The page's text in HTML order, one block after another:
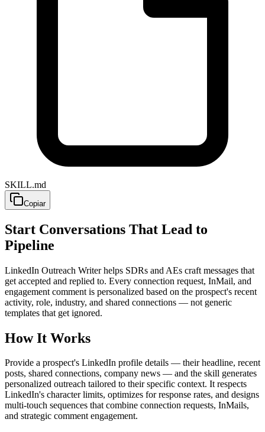
SKILL.md
Copiar
Start Conversations That Lead to
Pipeline
LinkedIn Outreach Writer helps SDRs and AEs craft messages that
get accepted and replied to. Every connection request, InMail, and
engagement comment is personalized based on the prospect's recent
activity, role, industry, and shared connections — not generic
templates that get ignored.
How It Works
Provide a prospect's LinkedIn profile details — their headline, recent
posts, shared connections, company news — and the skill generates
personalized outreach tailored to their specific context. It respects
LinkedIn's character limits, optimizes for response rates, and designs
multi-touch sequences that combine connection requests, InMails,
and strategic comment engagement.